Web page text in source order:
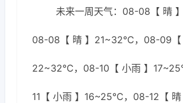
未来一周天气：08-08【 晴
08-08【 晴 】21~32℃，08-09【
22~32℃，08-10【 小雨 】
11【 小雨 】16~25℃，08-12【 晴